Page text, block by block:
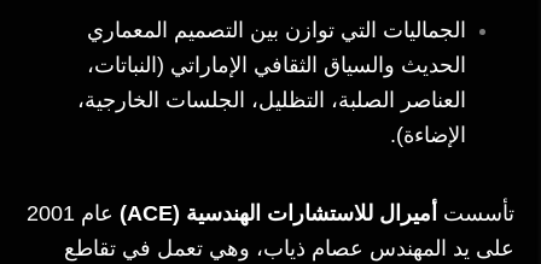
الجماليات التي توازن بين التصميم المعماري
الحديث والسياق الثقافي الإماراتي (النباتات،
العناصر الصلبة، التظليل، الجلسات الخارجية،
الإضاءة).
تأسست أميرال للاستشارات الهندسية (ACE)
عام 2001
على يد المهندس عصام ذياب، وهي تعمل في تقاطع